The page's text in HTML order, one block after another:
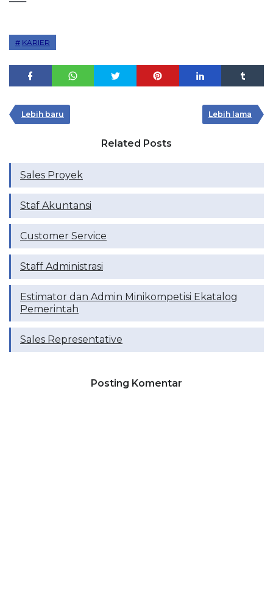
KARIER
Lebih baru Lebih lama
Related Posts
Sales Proyek
Staf Akuntansi
Customer Service
Staff Administrasi
Estimator dan Admin Minikompetisi Ekatalog
Pemerintah
Sales Representative
Posting Komentar